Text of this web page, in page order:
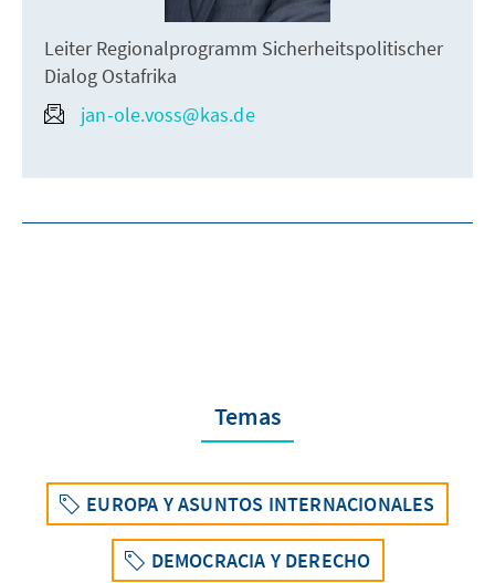
Leiter Regionalprogramm Sicherheitspolitischer
Dialog Ostafrika
jan-ole.voss@kas.de
Temas
EUROPA Y ASUNTOS INTERNACIONALES
DEMOCRACIA Y DERECHO